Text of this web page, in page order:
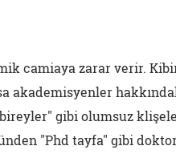
camiaya zarar verir.
akademisyenler
gibi olumsuz
"Phd tayfa" gibi